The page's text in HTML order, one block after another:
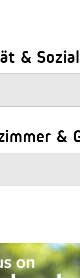
&
&